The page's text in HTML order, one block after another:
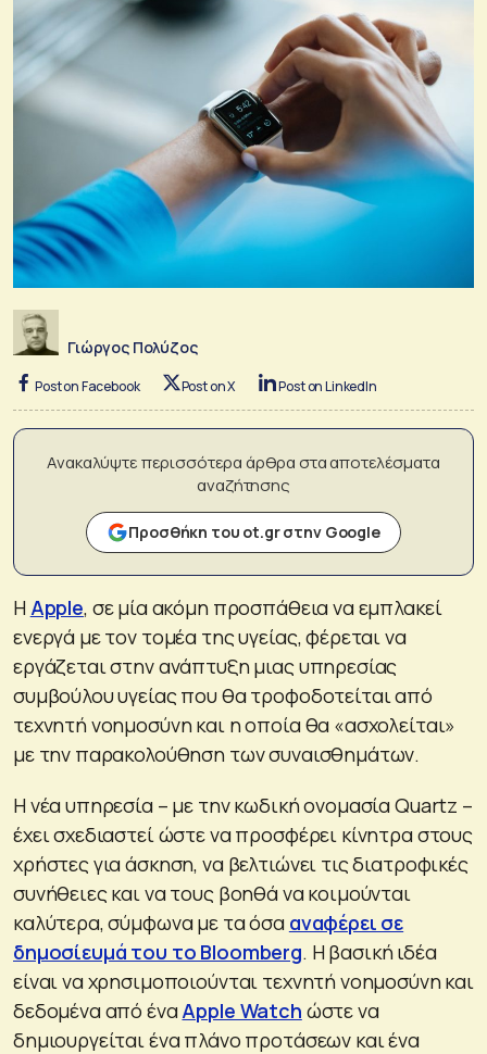
Γιώργος Πολύζος
Post on Facebook Post on X Post on LinkedIn
Ανακαλύψτε περισσότερα άρθρα στα αποτελέσματα
αναζήτησης
Προσθήκη του ot.gr στην Google
Η Apple, σε μία ακόμη προσπάθεια να εμπλακεί
ενεργά με τον τομέα της υγείας, φέρεται να
εργάζεται στην ανάπτυξη μιας υπηρεσίας
συμβούλου υγείας που θα τροφοδοτείται από
τεχνητή νοημοσύνη και η οποία θα «ασχολείται»
με την παρακολούθηση των συναισθημάτων.
Η νέα υπηρεσία – με την κωδική ονομασία Quartz –
έχει σχεδιαστεί ώστε να προσφέρει κίνητρα στους
χρήστες για άσκηση, να βελτιώνει τις διατροφικές
συνήθειες και να τους βοηθά να κοιμούνται
καλύτερα, σύμφωνα με τα όσα αναφέρει σε
δημοσίευμά του το Bloomberg. Η βασική ιδέα
είναι να χρησιμοποιούνται τεχνητή νοημοσύνη και
δεδομένα από έναApple Watch ώστε να
δημιουργείται ένα πλάνο προτάσεων και ένα